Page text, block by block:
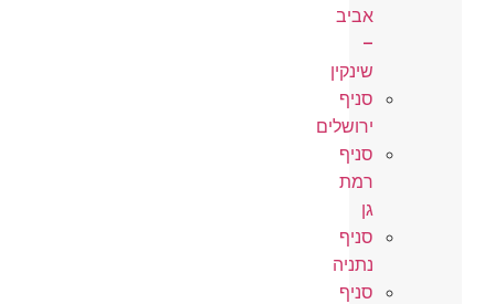
אביב
–
שינקין
סניף
ירושלים
סניף
רמת
גן
סניף
נתניה
סניף